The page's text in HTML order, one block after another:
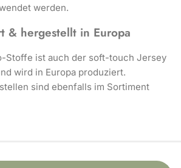
werden.
& hergestellt in Europa
Stoffe ist auch der soft-touch Jersey
wird in Europa produziert.
sind ebenfalls im Sortiment